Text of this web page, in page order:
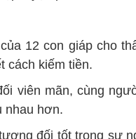
12 con giáp cho
cách kiếm tiền.
viên mãn, cùng
nhau hơn.
đối tốt trong sự